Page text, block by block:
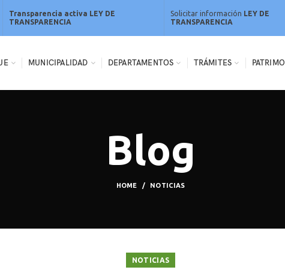
Transparencia activa LEY DE
TRANSPARENCIA
Solicitar información LEY DE
TRANSPARENCIA
MUNICIPALIDAD DEPARTAMENTOS TRÁMITES
Blog
HOME NOTICIAS
NOTICIAS